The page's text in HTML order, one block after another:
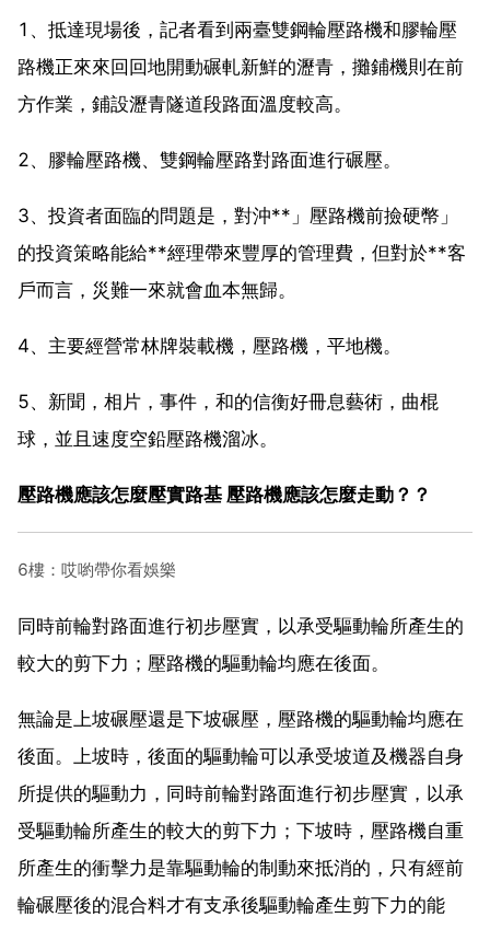
1、抵達現場後，記者看到兩臺雙鋼輪壓路機和膠輪壓
路機正來來回回地開動碾軋新鮮的瀝青，攤鋪機則在前
方作業，鋪設瀝青隧道段路面溫度較高。
2、膠輪壓路機、雙鋼輪壓路對路面進行碾壓。
3、投資者面臨的問題是，對沖**」壓路機前撿硬幣」
的投資策略能給**經理帶來豐厚的管理費，但對於**客
戶而言，災難一來就會血本無歸。
4、主要經營常林牌裝載機，壓路機，平地機。
5、新聞，相片，事件，和的信衡好冊息藝術，曲棍
球，並且速度空鉛壓路機溜冰。
壓路機應該怎麼壓實路基 壓路機應該怎麼走動？？
6樓：哎喲帶你看娛樂
同時前輪對路面進行初步壓實，以承受驅動輪所產生的
較大的剪下力；壓路機的驅動輪均應在後面。
無論是上坡碾壓還是下坡碾壓，壓路機的驅動輪均應在
後面。上坡時，後面的驅動輪可以承受坡道及機器自身
所提供的驅動力，同時前輪對路面進行初步壓實，以承
受驅動輪所產生的較大的剪下力；下坡時，壓路機自重
所產生的衝擊力是靠驅動輪的制動來抵消的，只有經前
輪碾壓後的混合料才有支承後驅動輪產生剪下力的能